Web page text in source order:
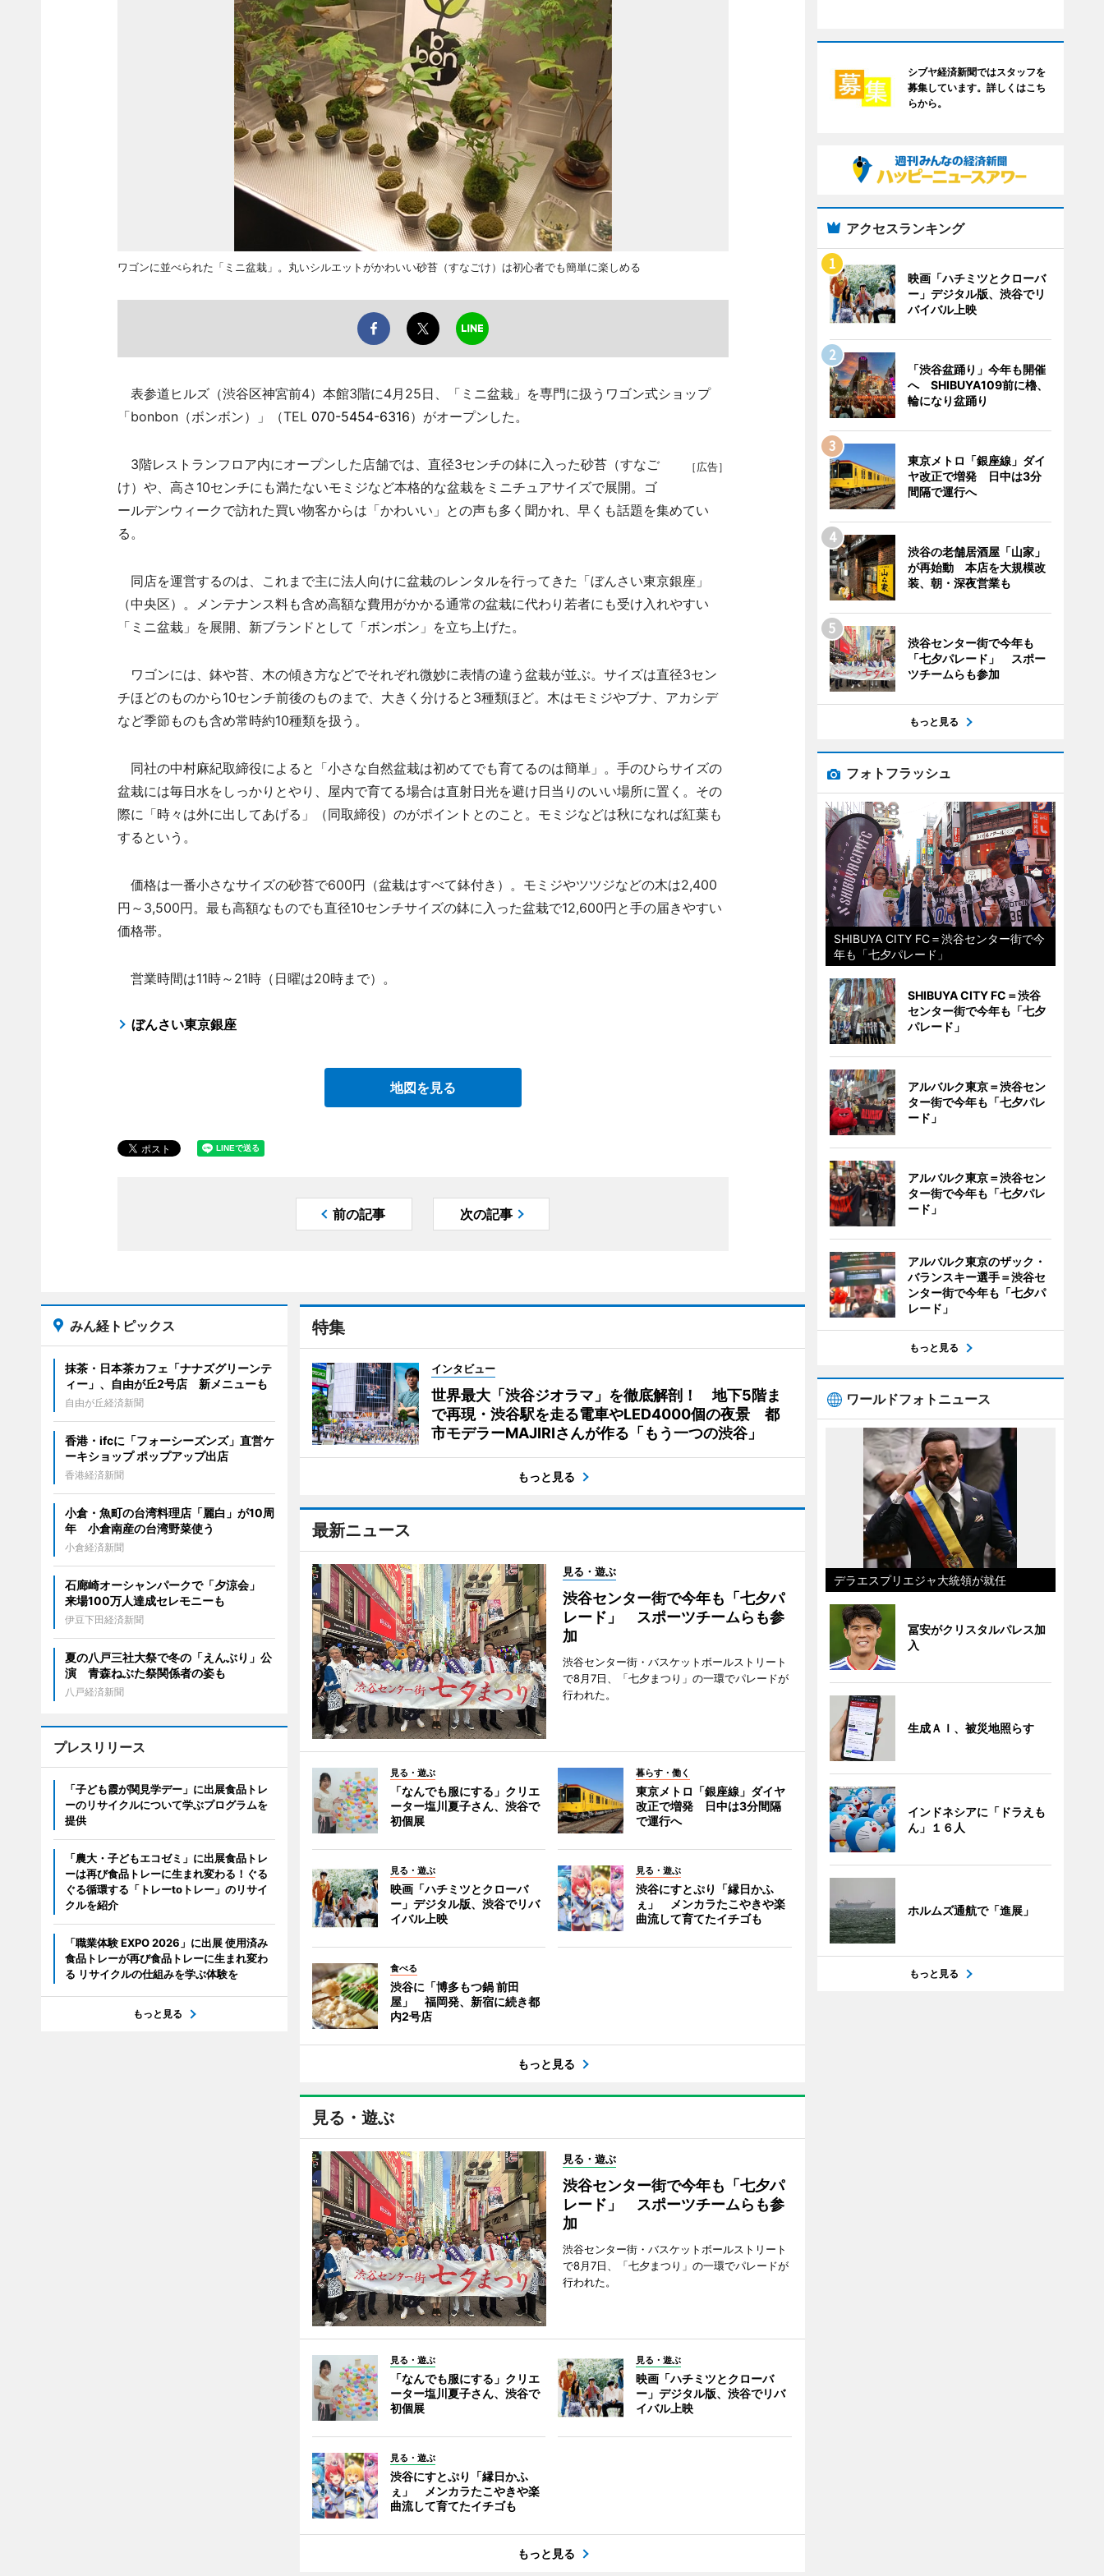
ワゴンに並べられた「ミニ盆栽」。丸いシルエットがかわいい砂苔（すなごけ）は初心者でも簡単に楽しめる
表参道ヒルズ（渋谷区神宮前4）本館3階に4月25日、「ミニ盆栽」を専門に扱うワゴン式ショップ
「bonbon（ボンボン）」（TEL 070-5454-6316）がオープンした。
［広告］
3階レストランフロア内にオープンした店舗では、直径3センチの鉢に入った砂苔（すなご
け）や、高さ10センチにも満たないモミジなど本格的な盆栽をミニチュアサイズで展開。ゴ
ールデンウィークで訪れた買い物客からは「かわいい」との声も多く聞かれ、早くも話題を集めてい
る。
同店を運営するのは、これまで主に法人向けに盆栽のレンタルを行ってきた「ぼんさい東京銀座」
（中央区）。メンテナンス料も含め高額な費用がかかる通常の盆栽に代わり若者にも受け入れやすい
「ミニ盆栽」を展開、新ブランドとして「ボンボン」を立ち上げた。
ワゴンには、鉢や苔、木の傾き方などでそれぞれ微妙に表情の違う盆栽が並ぶ。サイズは直径3セン
チほどのものから10センチ前後のものまで、大きく分けると3種類ほど。木はモミジやブナ、アカシデ
など季節ものも含め常時約10種類を扱う。
同社の中村麻紀取締役によると「小さな自然盆栽は初めてでも育てるのは簡単」。手のひらサイズの
盆栽には毎日水をしっかりとやり、屋内で育てる場合は直射日光を避け日当りのいい場所に置く。その
際に「時々は外に出してあげる」（同取締役）のがポイントとのこと。モミジなどは秋になれば紅葉も
するという。
価格は一番小さなサイズの砂苔で600円（盆栽はすべて鉢付き）。モミジやツツジなどの木は2,400
円～3,500円。最も高額なものでも直径10センチサイズの鉢に入った盆栽で12,600円と手の届きやすい
価格帯。
営業時間は11時～21時（日曜は20時まで）。
ぼんさい東京銀座
地図を見る
前の記事 次の記事
特集
インタビュー
世界最大「渋谷ジオラマ」を徹底解剖！ 地下5階ま
で再現・渋谷駅を走る電車やLED4000個の夜景 都
市モデラーMAJIRIさんが作る「もう一つの渋谷」
もっと見る
最新ニュース
見る・遊ぶ
渋谷センター街で今年も「七夕パ
レード」 スポーツチームらも参
加
渋谷センター街・バスケットボールストリート
で8月7日、「七夕まつり」の一環でパレードが
行われた。
見る・遊ぶ
「なんでも服にする」クリエ
ーター塩川夏子さん、渋谷で
初個展
暮らす・働く
東京メトロ「銀座線」ダイヤ
改正で増発 日中は3分間隔
で運行へ
見る・遊ぶ
映画「ハチミツとクローバ
ー」デジタル版、渋谷でリバ
イバル上映
見る・遊ぶ
渋谷にすとぷり「縁日かふ
ぇ」 メンカラたこやきや楽
曲流して育てたイチゴも
食べる
渋谷に「博多もつ鍋 前田
屋」 福岡発、新宿に続き都
内2号店
もっと見る
見る・遊ぶ
見る・遊ぶ
渋谷センター街で今年も「七夕パ
レード」 スポーツチームらも参
加
渋谷センター街・バスケットボールストリート
で8月7日、「七夕まつり」の一環でパレードが
行われた。
見る・遊ぶ
「なんでも服にする」クリエ
ーター塩川夏子さん、渋谷で
初個展
見る・遊ぶ
映画「ハチミツとクローバ
ー」デジタル版、渋谷でリバ
イバル上映
見る・遊ぶ
渋谷にすとぷり「縁日かふ
ぇ」 メンカラたこやきや楽
曲流して育てたイチゴも
もっと見る
みん経トピックス
抹茶・日本茶カフェ「ナナズグリーンテ
ィー」、自由が丘2号店 新メニューも
自由が丘経済新聞
香港・ifcに「フォーシーズンズ」直営ケ
ーキショップ ポップアップ出店
香港経済新聞
小倉・魚町の台湾料理店「麗白」が10周
年 小倉南産の台湾野菜使う
小倉経済新聞
石廊崎オーシャンパークで「夕涼会」
来場100万人達成セレモニーも
伊豆下田経済新聞
夏の八戸三社大祭で冬の「えんぶり」公
演 青森ねぶた祭関係者の姿も
八戸経済新聞
プレスリリース
「子ども霞が関見学デー」に出展食品トレ
ーのリサイクルについて学ぶプログラムを
提供
「農大・子どもエコゼミ」に出展食品トレ
ーは再び食品トレーに生まれ変わる！ぐる
ぐる循環する「トレーtoトレー」のリサイ
クルを紹介
「職業体験 EXPO 2026」に出展 使用済み
食品トレーが再び食品トレーに生まれ変わ
る リサイクルの仕組みを学ぶ体験を
もっと見る
シブヤ経済新聞ではスタッフを
募集しています。詳しくはこち
らから。
アクセスランキング
映画「ハチミツとクローバ
ー」デジタル版、渋谷でリ
バイバル上映
「渋谷盆踊り」今年も開催
へ SHIBUYA109前に櫓、
輪になり盆踊り
東京メトロ「銀座線」ダイ
ヤ改正で増発 日中は3分
間隔で運行へ
渋谷の老舗居酒屋「山家」
が再始動 本店を大規模改
装、朝・深夜営業も
渋谷センター街で今年も
「七夕パレード」 スポー
ツチームらも参加
もっと見る
フォトフラッシュ
SHIBUYA CITY FC＝渋谷センター街で今
年も「七夕パレード」
SHIBUYA CITY FC＝渋谷
センター街で今年も「七夕
パレード」
アルバルク東京＝渋谷セン
ター街で今年も「七夕パレ
ード」
アルバルク東京＝渋谷セン
ター街で今年も「七夕パレ
ード」
アルバルク東京のザック・
バランスキー選手＝渋谷セ
ンター街で今年も「七夕パ
レード」
もっと見る
ワールドフォトニュース
デラエスプリエジャ大統領が就任
冨安がクリスタルパレス加
入
生成ＡＩ、被災地照らす
インドネシアに「ドラえも
ん」１６人
ホルムズ通航で「進展」
もっと見る